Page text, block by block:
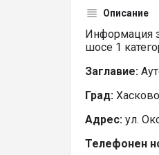
Описание
Информация
шосе 1
Заглавие:
Град: Хасково
Адрес: ул.
Телефонен